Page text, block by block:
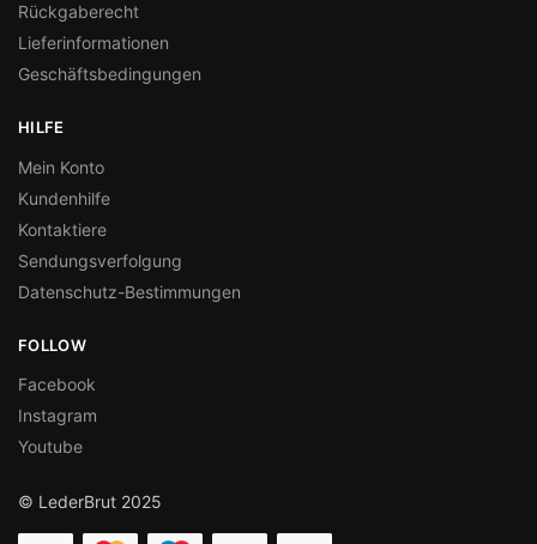
Rückgaberecht
Lieferinformationen
Geschäftsbedingungen
HILFE
Mein Konto
Kundenhilfe
Kontaktiere
Sendungsverfolgung
Datenschutz-Bestimmungen
FOLLOW
Facebook
Instagram
Youtube
© LederBrut 2025